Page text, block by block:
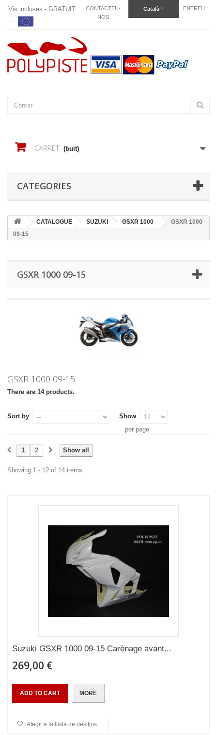
ENTREU
Català
CONTACTEU-
NOS
Vis incluses - GRATUIT
-
CARRET (buit)
CATEGORIES
CATALOGUE SUZUKI GSXR 1000
GSXR 1000
09-15
GSXR 1000 09-15
GSXR 1000 09-15
There are 14 products.
Sort by
Show
per page
Show all
1 2
Showing 1 - 12 of 14 items
Suzuki GSXR 1000 09-15 Carènage avant...
269,00 €
ADD TO CART MORE
Afegir a la llista de desitjos